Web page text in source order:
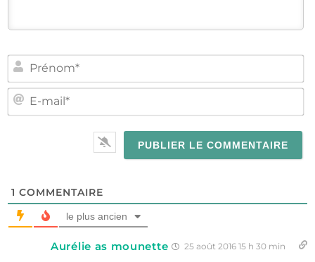
E-
1 COMMENTAIRE
le plus ancien
Aurélie as mounette 25 août 2016 15 h 30 min